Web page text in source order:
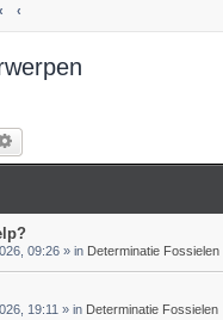
09:26 » in Determinatie Fossielen
19:11 » in Determinatie Fossielen